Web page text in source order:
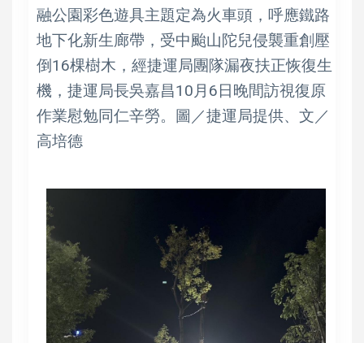
融公園彩色遊具主題定為火車頭，呼應鐵路
地下化新生廊帶，受中颱山陀兒侵襲重創壓
倒16棵樹木，經捷運局團隊漏夜扶正恢復生
機，捷運局長吳嘉昌10月6日晚間訪視復原
作業慰勉同仁辛勞。圖／捷運局提供、文／
高培德